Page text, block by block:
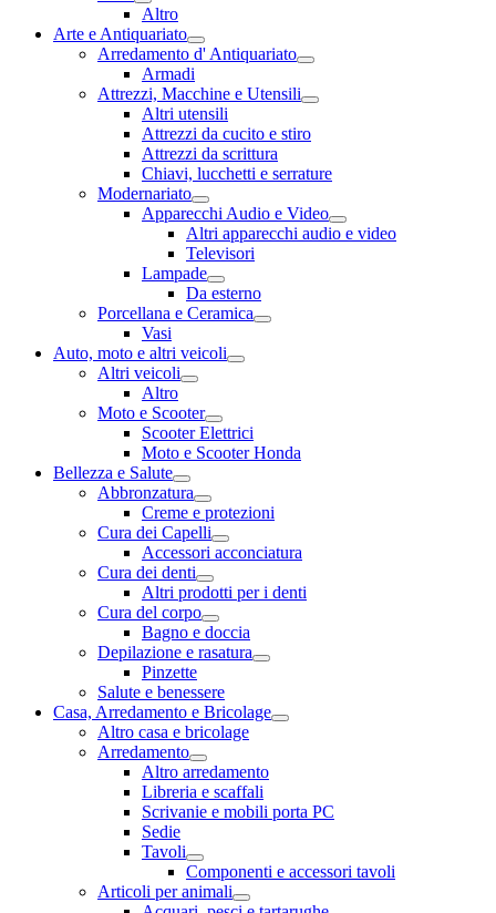
Altro
Arte e Antiquariato
Arredamento d' Antiquariato
Armadi
Attrezzi, Macchine e Utensili
Altri utensili
Attrezzi da cucito e stiro
Attrezzi da scrittura
Chiavi, lucchetti e serrature
Modernariato
Apparecchi Audio e Video
Altri apparecchi audio e video
Televisori
Lampade
Da esterno
Porcellana e Ceramica
Vasi
Auto, moto e altri veicoli
Altri veicoli
Altro
Moto e Scooter
Scooter Elettrici
Moto e Scooter Honda
Bellezza e Salute
Abbronzatura
Creme e protezioni
Cura dei Capelli
Accessori acconciatura
Cura dei denti
Altri prodotti per i denti
Cura del corpo
Bagno e doccia
Depilazione e rasatura
Pinzette
Salute e benessere
Casa, Arredamento e Bricolage
Altro casa e bricolage
Arredamento
Altro arredamento
Libreria e scaffali
Scrivanie e mobili porta PC
Sedie
Tavoli
Componenti e accessori tavoli
Articoli per animali